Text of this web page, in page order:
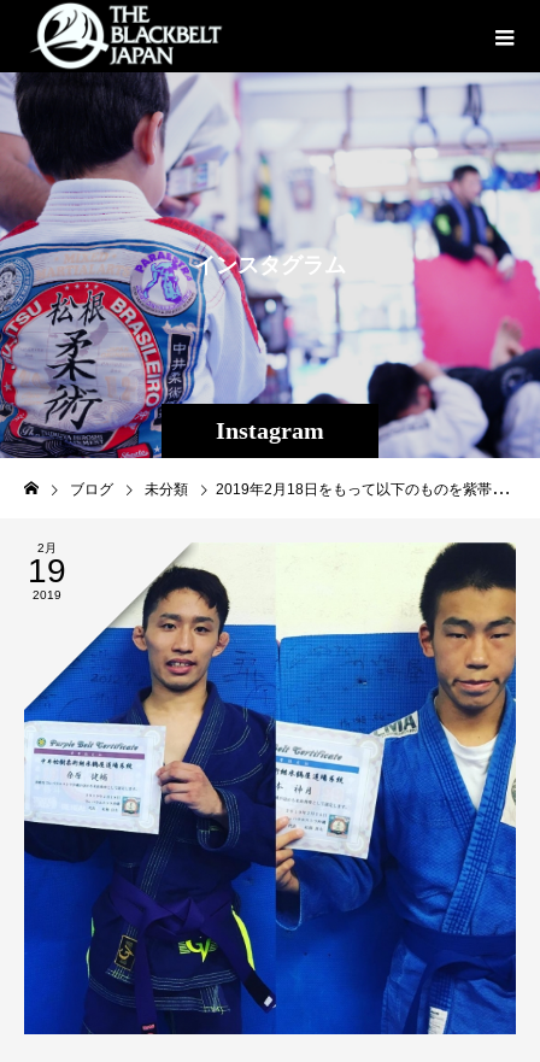
Instagram
インスタグラ ム
ブログ 未分類 2019年2月18日をもって以下のものを紫帯とする。 桑原 健輔（Theパラエストラ沖縄） 2019年2月18日をもって以下のものを青帯とする。 榎本 神月（Theパラエストラ沖縄） 先日のCOPA LASCONCHAS OKINAWAの試合が評価されての帯昇格です。 健輔はオープンクラスにて、90kg近いアメリカの選手を2人勝ち抜き3位、 ジャムは前回に引き続き3回勝利で白帯2回目の優勝。 2人とも満を持しての帯昇格と言っても良いと思います。 これに甘んじることなく今後とも更なる高みを目指し頑張って行こう！ 2人ともおめでとう！ #旭那拳 #榎本神月 #パラエストラ #沖縄 #那覇 #与儀 #MMA #shooto #コザ #総合格闘技 #修斗 #キックボクシング #柔術 #jiujitsu #ダイエット
2月
19
2019